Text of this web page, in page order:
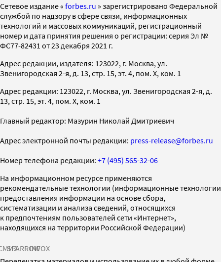
Cетевое издание « forbes.ru » зарегистрировано Федеральной
службой по надзору в сфере связи, информационных
технологий и массовых коммуникаций, регистрационный
номер и дата принятия решения о регистрации: серия Эл №
ФС77-82431 от 23 декабря 2021 г.
Адрес редакции, издателя: 123022, г. Москва, ул.
Звенигородская 2-я, д. 13, стр. 15, эт. 4, пом. X, ком. 1
Адрес редакции: 123022, г. Москва, ул. Звенигородская 2-я, д.
13, стр. 15, эт. 4, пом. X, ком. 1
Главный редактор: Мазурин Николай Дмитриевич
Адрес электронной почты редакции: press-release@forbes.ru
Номер телефона редакции: +7 (495) 565-32-06
На информационном ресурсе применяются
рекомендательные технологии (информационные технологии
предоставления информации на основе сбора,
систематизации и анализа сведений, относящихся
к предпочтениям пользователей сети «Интернет»,
находящихся на территории Российской Федерации)
SPARROWINFOX